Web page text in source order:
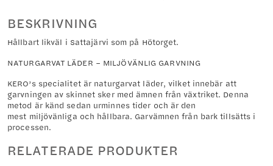
BESKRIVNING
Hållbart likväl i Sattajärvi som på Hötorget.
NATURGARVAT LÄDER – MILJÖVÄNLIG GARVNING
KERO’s specialitet är naturgarvat läder, vilket innebär att
garvningen av skinnet sker med ämnen från växtriket. Denna
metod är känd sedan urminnes tider och är den
mest miljövänliga och hållbara. Garvämnen från bark tillsätts i
processen.
RELATERADE PRODUKTER